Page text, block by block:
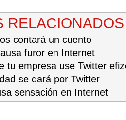
RELACIONADOS
contará un cuento
furor en Internet
tu empresa use Twitter
se dará por Twitter
sensación en Internet